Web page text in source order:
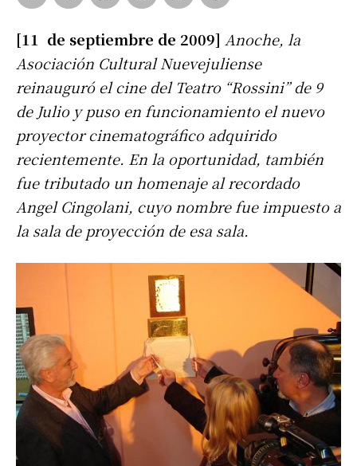
[11 de septiembre de 2009] Anoche, la
Asociación Cultural Nuevejuliense
reinauguró el cine del Teatro “Rossini” de 9
de Julio y puso en funcionamiento el nuevo
proyector cinematográfico adquirido
recientemente. En la oportunidad, también
fue tributado un homenaje al recordado
Angel Cingolani, cuyo nombre fue impuesto a
la sala de proyección de esa sala.